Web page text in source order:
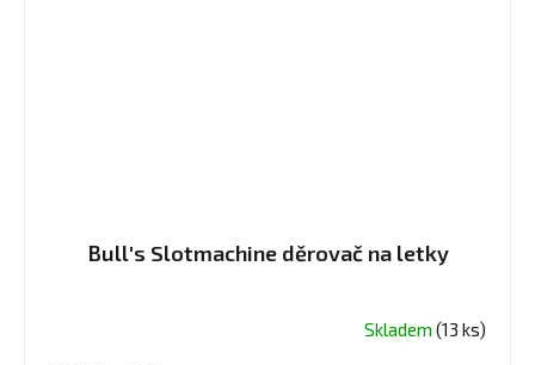
Bull's Slotmachine děrovač na letky
Skladem (13 ks)